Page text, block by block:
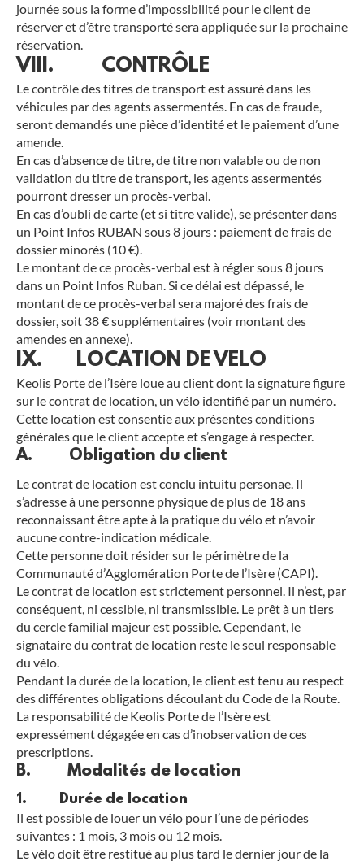
journée sous la forme d’impossibilité pour le client de
réserver et d’être transporté sera appliquée sur la prochaine
réservation.
VIII. CONTRÔLE
Le contrôle des titres de transport est assuré dans les
véhicules par des agents assermentés. En cas de fraude,
seront demandés une pièce d’identité et le paiement d’une
amende.
En cas d’absence de titre, de titre non valable ou de non
validation du titre de transport, les agents assermentés
pourront dresser un procès-verbal.
En cas d’oubli de carte (et si titre valide), se présenter dans
un Point Infos RUBAN sous 8 jours : paiement de frais de
dossier minorés (10 €).
Le montant de ce procès-verbal est à régler sous 8 jours
dans un Point Infos Ruban. Si ce délai est dépassé, le
montant de ce procès-verbal sera majoré des frais de
dossier, soit 38 € supplémentaires (voir montant des
amendes en annexe).
IX. LOCATION DE VELO
Keolis Porte de l’Isère loue au client dont la signature figure
sur le contrat de location, un vélo identifié par un numéro.
Cette location est consentie aux présentes conditions
générales que le client accepte et s’engage à respecter.
A. Obligation du client
Le contrat de location est conclu intuitu personae. Il
s’adresse à une personne physique de plus de 18 ans
reconnaissant être apte à la pratique du vélo et n’avoir
aucune contre-indication médicale.
Cette personne doit résider sur le périmètre de la
Communauté d’Agglomération Porte de l’Isère (CAPI).
Le contrat de location est strictement personnel. Il n’est, par
conséquent, ni cessible, ni transmissible. Le prêt à un tiers
du cercle familial majeur est possible. Cependant, le
signataire du contrat de location reste le seul responsable
du vélo.
Pendant la durée de la location, le client est tenu au respect
des différentes obligations découlant du Code de la Route.
La responsabilité de Keolis Porte de l’Isère est
expressément dégagée en cas d’inobservation de ces
prescriptions.
B. Modalités de location
1. Durée de location
Il est possible de louer un vélo pour l’une de périodes
suivantes : 1 mois, 3 mois ou 12 mois.
Le vélo doit être restitué au plus tard le dernier jour de la